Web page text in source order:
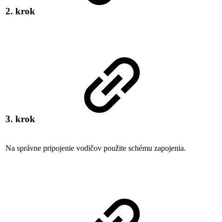
2. krok
3. krok
Na správne pripojenie vodičov použite schému zapojenia.